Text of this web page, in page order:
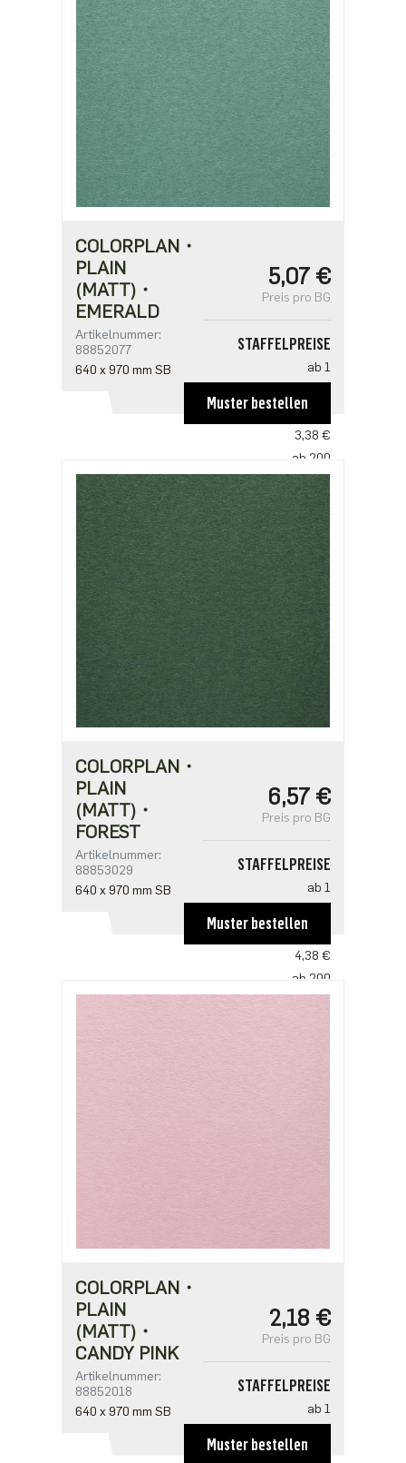
1,21 €
ab 2500
0,97 €
COLORPLAN・
PLAIN
(MATT)・
EMERALD
Artikelnummer:
88852077
640 x 970 mm SB
5,07 €
Preis pro BG
STAFFELPREISE
ab 1
ab 100
3,38 €
ab 200
3,27 €
ab 500
2,82 €
ab 1000
2,25 €
Muster bestellen
COLORPLAN・
PLAIN
(MATT)・
FOREST
Artikelnummer:
88853029
640 x 970 mm SB
6,57 €
Preis pro BG
STAFFELPREISE
ab 1
ab 100
4,38 €
ab 200
2,92 €
Muster bestellen
COLORPLAN・
PLAIN
(MATT)・
CANDY PINK
Artikelnummer:
88852018
640 x 970 mm SB
2,18 €
Preis pro BG
STAFFELPREISE
ab 1
ab 250
Muster bestellen